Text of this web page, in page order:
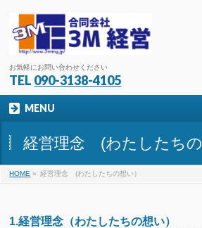
お気軽にお問い合わせください
TEL 090-3138-4105
MENU
経営理念 (わたしたちの
HOME » 経営理念 (わたしたちの想い）
1.経営理念（わたしたちの想い）